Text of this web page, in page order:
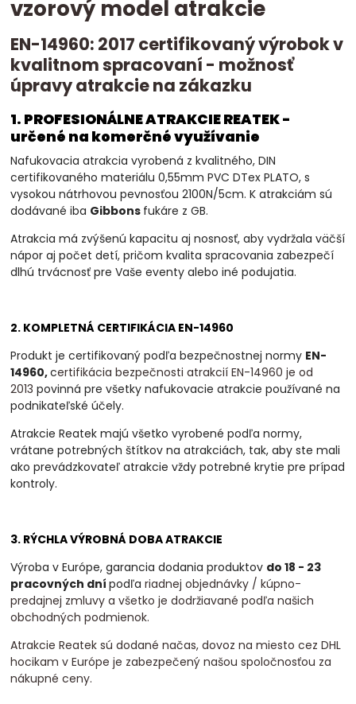
vzorový model atrakcie
EN-14960: 2017 certifikovaný výrobok v
kvalitnom spracovaní - možnosť
úpravy atrakcie na zákazku
1. PROFESIONÁLNE ATRAKCIE REATEK -
určené na komerčné využívanie
Nafukovacia atrakcia vyrobená z kvalitného, DIN
certifikovaného materiálu 0,55mm PVC DTex PLATO, s
vysokou nátrhovou pevnosťou 2100N/5cm. K atrakciám sú
dodávané iba Gibbons fukáre z GB.
Atrakcia má zvýšenú kapacitu aj nosnosť, aby vydržala väčší
nápor aj počet detí, pričom kvalita spracovania zabezpečí
dlhú trvácnosť pre Vaše eventy alebo iné podujatia.
2. KOMPLETNÁ CERTIFIKÁCIA EN-14960
Produkt je certifikovaný podľa bezpečnostnej normy EN-
14960,certifikácia bezpečnosti atrakcií EN-14960 je od
2013povinnápre všetky nafukovacie atrakcie používané na
podnikateľské účely.
Atrakcie Reatek majú všetko vyrobené podľa normy,
vrátane potrebných štítkov na atrakciách, tak, aby ste mali
ako prevádzkovateľ atrakcie vždy potrebné krytie pre prípad
kontroly.
3. RÝCHLA VÝROBNÁ DOBA ATRAKCIE
Výroba v Európe, garancia dodania produktov do 18 - 23
pracovných dnípodľariadnej objednávky / kúpno-
predajnej zmluvy a všetko je dodržiavané podľa našich
obchodných podmienok.
Atrakcie Reatek sú dodané načas, dovoz na miesto cez DHL
hocikam v Európe je zabezpečený našou spoločnosťou za
nákupné ceny.